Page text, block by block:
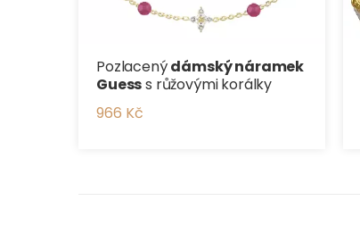
Pozlacenýdámský náramek
Guesss růžovými korálky
966 Kč